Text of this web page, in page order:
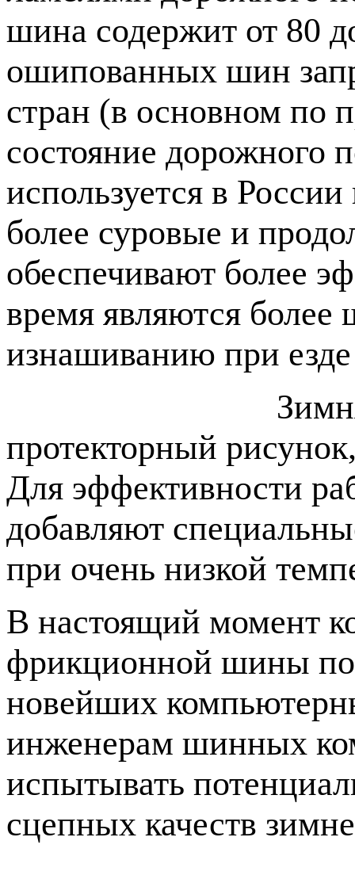
шина содержит от 80
ошипованных шин
стран (в основном по
состояние
используется в
более суровые и
обеспечивают более
время являются
изнашиванию при
Зимняя
протекторный
Для эффективности
добавляют
при очень низкой
В настоящий момент
фрикционной шины
новейших
инженерам шинных
испытывать
сцепных качеств